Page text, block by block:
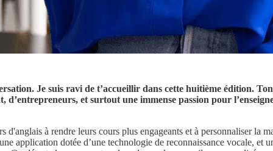
Je suis ravi de t’accueillir dans cette huitième édition.
d’entrepreneurs, et surtout une immense passion pour
d'anglais à rendre leurs cours plus engageants et à personnaliser
application dotée d’une technologie de reconnaissance vocale,